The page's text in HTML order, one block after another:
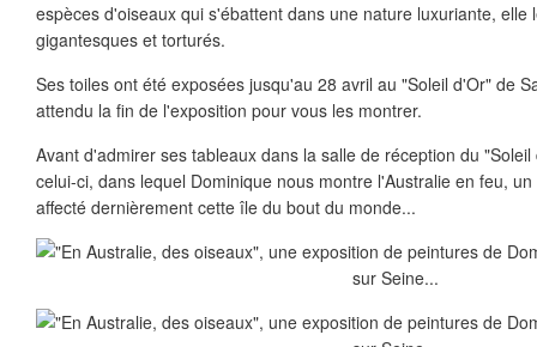
espèces d'oiseaux qui s'ébattent dans une nature luxuriante, elle
gigantesques et torturés.
Ses toiles ont été exposées jusqu'au 28 avril au "Soleil d'Or" de
attendu la fin de l'exposition pour vous les montrer.
Avant d'admirer ses tableaux dans la salle de réception du
celui-ci, dans lequel Dominique nous montre l'Australie en feu,
affecté dernièrement cette île du bout du monde...